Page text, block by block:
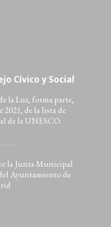
Cívico y Social
la Luz, forma parte,
2021, de la lista de
de la UNESCO.
la Junta Municipal
Ayuntamiento de